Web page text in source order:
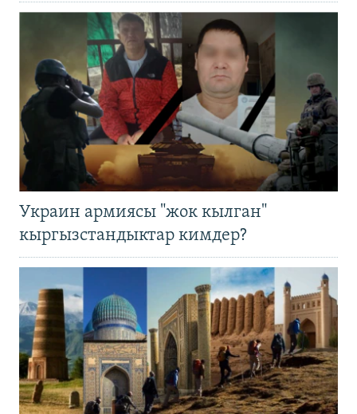
Украин армиясы "жок кылган"
кыргызстандыктар кимдер?